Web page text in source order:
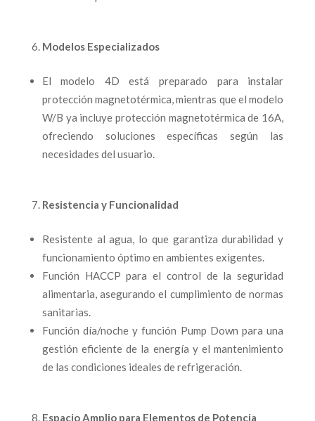
Modelos Especializados
El modelo 4D está preparado para instalar
protección magnetotérmica, mientras que el modelo
W/B ya incluye protección magnetotérmica de 16A,
ofreciendo soluciones específicas según las
necesidades del usuario.
Resistencia y Funcionalidad
Resistente al agua, lo que garantiza durabilidad y
funcionamiento óptimo en ambientes exigentes.
Función HACCP para el control de la seguridad
alimentaria, asegurando el cumplimiento de normas
sanitarias.
Función día/noche y función Pump Down para una
gestión eficiente de la energía y el mantenimiento
de las condiciones ideales de refrigeración.
Espacio Amplio para Elementos de Potencia